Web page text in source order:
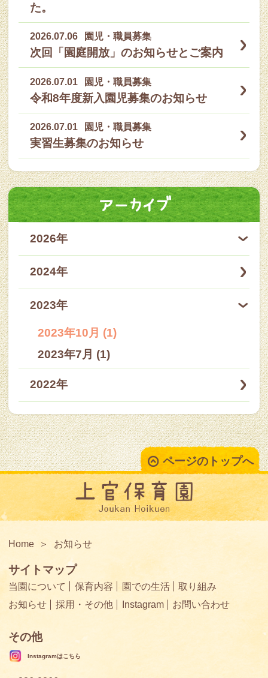
た。
2026.07.06 園児・職員募集
次回「園庭開放」のお知らせとご案内
2026.07.01 園児・職員募集
令和8年度新入園児募集のお知らせ
2026.07.01 園児・職員募集
実習生募集のお知らせ
アーカイブ
2026年
2024年
2023年
2023年10月 (1)
2023年7月 (1)
2022年
Home お知らせ
サイトマップ
当園について 保育内容 園での生活
取り組み
お知らせ
採用・その他 Instagram お問い合わせ
その他
Instagramはこちら
ページのトップへ